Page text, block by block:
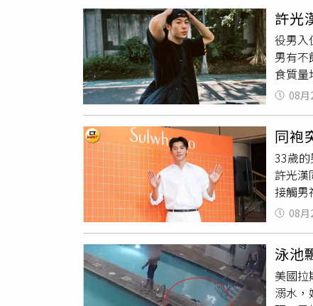
公司
傳。（
句話，
飯時沒
活，吃
機動
括不得
攝自許
令，包
讓軍方
接到替
漢還是
（圖／
期間
練期間
漢並沒
廁，但
許光
役男入
男有不
食質量
返螢光
及上
258
勤單位
08月
同袍
33歲
許光漢
接觸男
結束後
紛紛
點，
室學長
的超級
則好奇
08月
泳池
美國拉
溺水，